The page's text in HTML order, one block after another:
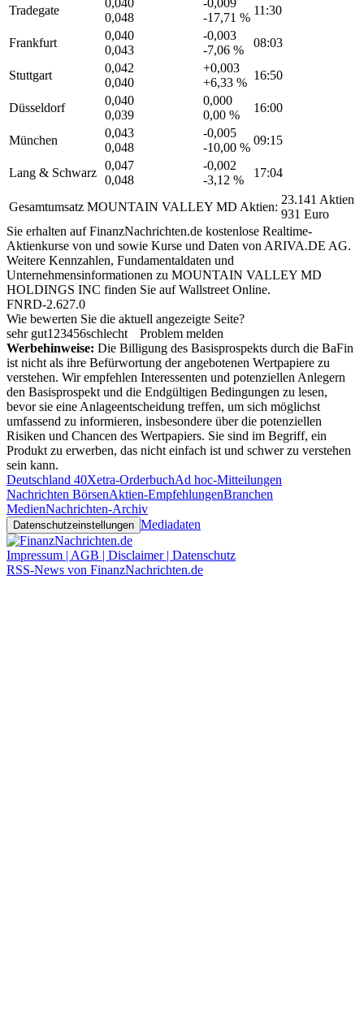
Tradegate
0,048
-17,71 %
11:30
Frankfurt
0,040
0,043
-0,003
-7,06 %
08:03
Stuttgart
0,042
0,040
+0,003
+6,33 %
16:50
Düsseldorf
0,040
0,039
0,000
0,00 %
16:00
München
0,043
0,048
-0,005
-10,00 %
09:15
Lang & Schwarz
0,047
0,048
-0,002
-3,12 %
17:04
Gesamtumsatz MOUNTAIN VALLEY MD Aktien:
23.141 Aktien
931 Euro
Sie erhalten auf FinanzNachrichten.de kostenlose Realtime-
Aktienkurse von und sowie Kurse und Daten von ARIVA.DE AG.
Weitere Kennzahlen, Fundamentaldaten und
Unternehmensinformationen zu MOUNTAIN VALLEY MD
HOLDINGS INC finden Sie aufWallstreet Online.
FNRD-2.627.0
Wie bewerten Sie die aktuell angezeigte Seite?
sehr gut1 23456schlecht
Problem melden
Werbehinweise: Die Billigung des Basisprospekts durch die BaFin
ist nicht als ihre Befürwortung der angebotenen Wertpapiere zu
verstehen. Wir empfehlen Interessenten und potenziellen Anlegern
den Basisprospekt und die Endgültigen Bedingungen zu lesen,
bevor sie eine Anlageentscheidung treffen, um sich möglichst
umfassend zu informieren, insbesondere über die potenziellen
Risiken und Chancen des Wertpapiers. Sie sind im Begriff, ein
Produkt zu erwerben, das nicht einfach ist und schwer zu verstehen
sein kann.
Deutschland 40Xetra-OrderbuchAd hoc-Mitteilungen
Nachrichten BörsenAktien-EmpfehlungenBranchen
MedienNachrichten-Archiv
Datenschutzeinstellungen Mediadaten
Impressum | AGB | Disclaimer | Datenschutz
RSS-News von FinanzNachrichten.de